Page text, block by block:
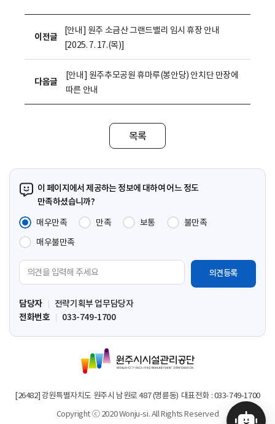
이전글
[안내] 원주 소금산 그랜드밸리 임시 휴장 안내
[2025. 7. 17.(목)]
다음글
[안내] 원주추모공원 휴마루(봉안당) 안치단 만장에
따른 안내
목록
이 페이지에서 제공하는 정보에 대하여 어느 정도
만족하셨습니까?
매우만족
만족 보통
불만족
매우불만족
견
입
력
담당자
전략기획부 업무담당자
전화번호
033-749-1700
원
주
시
설
[26482] 강원특별자치도 원주시 남원로 487 (명륜동) 대표전화 : 033-749-1700
Copyright ⓒ 2020 Wonju-si. All Rights Reserved